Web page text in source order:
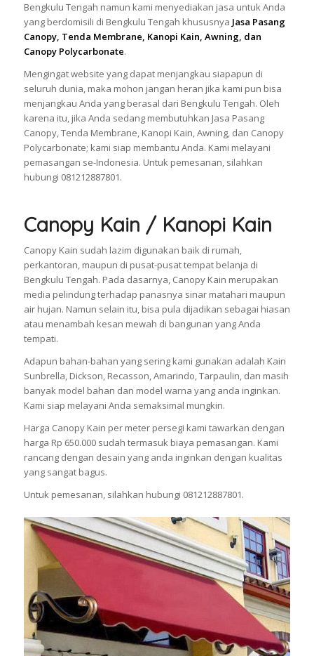
Bengkulu Tengah namun kami menyediakan jasa untuk Anda
yang berdomisili di Bengkulu Tengah khususnya Jasa Pasang
Canopy, Tenda Membrane, Kanopi Kain, Awning, dan
Canopy Polycarbonate.
Mengingat website yang dapat menjangkau siapapun di
seluruh dunia, maka mohon jangan heran jika kami pun bisa
menjangkau Anda yang berasal dari Bengkulu Tengah. Oleh
karena itu, jika Anda sedang membutuhkan Jasa Pasang
Canopy, Tenda Membrane, Kanopi Kain, Awning, dan Canopy
Polycarbonate; kami siap membantu Anda. Kami melayani
pemasangan se-Indonesia. Untuk pemesanan, silahkan
hubungi 081212887801.
Canopy Kain / Kanopi Kain
Canopy Kain sudah lazim digunakan baik di rumah,
perkantoran, maupun di pusat-pusat tempat belanja di
Bengkulu Tengah. Pada dasarnya, Canopy Kain merupakan
media pelindung terhadap panasnya sinar matahari maupun
air hujan. Namun selain itu, bisa pula dijadikan sebagai hiasan
atau menambah kesan mewah di bangunan yang Anda
tempati.
Adapun bahan-bahan yang sering kami gunakan adalah Kain
Sunbrella, Dickson, Recasson, Amarindo, Tarpaulin, dan masih
banyak model bahan dan model warna yang anda inginkan.
Kami siap melayani Anda semaksimal mungkin.
Harga Canopy Kain per meter persegi kami tawarkan dengan
harga Rp 650.000 sudah termasuk biaya pemasangan. Kami
rancang dengan desain yang anda inginkan dengan kualitas
yang sangat bagus.
Untuk pemesanan, silahkan hubungi 081212887801.